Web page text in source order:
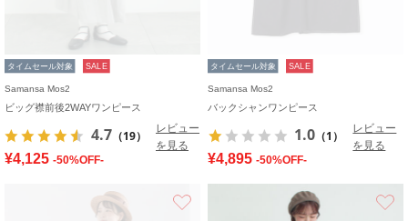
タイムセール対象 SALE
Samansa Mos2
ビッグ襟前後2WAYワンピース
4.7 （19）
レビュー
を見る
¥4,125 -50%OFF-
タイムセール対象 SALE
Samansa Mos2
バックシャンワンピース
1.0 （1）
レビュー
を見る
¥4,895 -50%OFF-